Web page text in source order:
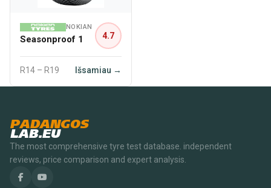
NOKIAN
Seasonproof 1 4.7
R14 – R19 Išsamiau →
PADANGOS
LAB.EU
The most comprehensive tyre test database. independent
reviews, price comparison and expert analysis.